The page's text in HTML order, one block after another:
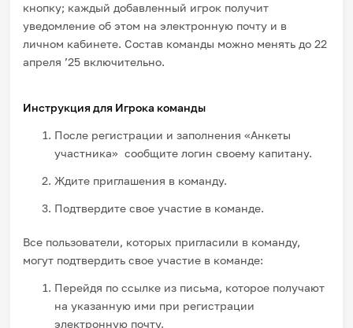
кнопку; каждый добавленный игрок получит
уведомление об этом на электронную почту и в
личном кабинете. Состав команды можно менять до 22
апреля ’25 включительно.
Инструкция для Игрока команды
После регистрации и заполнения «Анкеты
участника» сообщите логин своему капитану.
Ждите приглашения в команду.
Подтвердите свое участие в команде.
Все пользователи, которых пригласили в команду,
могут подтвердить свое участие в команде:
Перейдя по ссылке из письма, которое получают
на указанную ими при регистрации
электронную почту.